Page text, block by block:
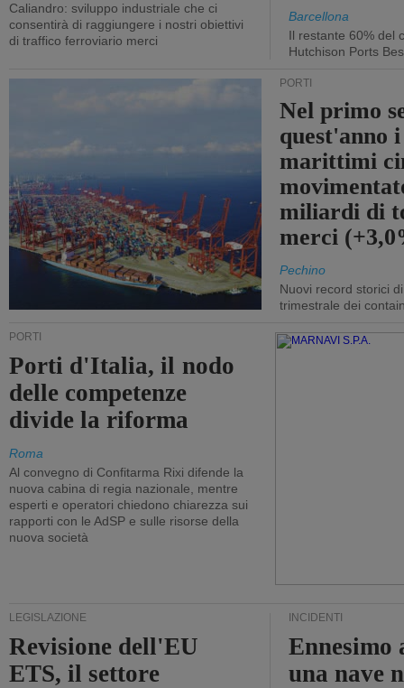
Caliandro: sviluppo industriale che ci
consentirà di raggiungere i nostri obiettivi
di traffico ferroviario merci
Barcellona
Il restante 60% del
Hutchison Ports
PORTI
Nel primo
quest'anno
marittimi
miliardi di
merci
Pechino
Nuovi record storici
trimestrale dei
PORTI
Porti d'Italia, il nodo
delle competenze
divide la riforma
Roma
Al convegno di Confitarma Rixi difende la
nuova cabina di regia nazionale, mentre
esperti e operatori chiedono chiarezza sui
rapporti con le AdSP e sulle risorse della
nuova società
LEGISLAZIONE
Revisione dell'EU
ETS, il settore
INCIDENTI
Ennesimo
una nave